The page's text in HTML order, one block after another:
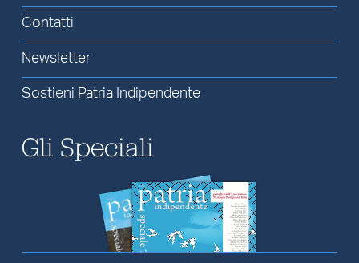
Contatti
Newsletter
Sostieni Patria Indipendente
Gli Speciali